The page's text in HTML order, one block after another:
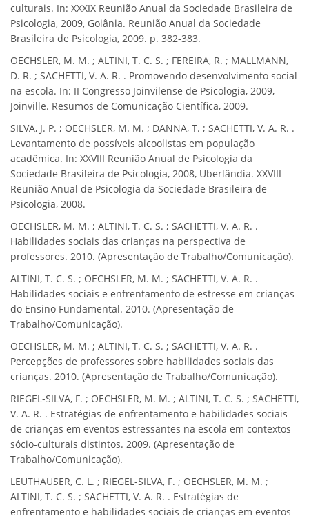
culturais. In: XXXIX Reunião Anual da Sociedade Brasileira de
Psicologia, 2009, Goiânia. Reunião Anual da Sociedade
Brasileira de Psicologia, 2009. p. 382-383.
OECHSLER, M. M. ; ALTINI, T. C. S. ; FEREIRA, R. ; MALLMANN,
D. R. ; SACHETTI, V. A. R. . Promovendo desenvolvimento social
na escola. In: II Congresso Joinvilense de Psicologia, 2009,
Joinville. Resumos de Comunicação Científica, 2009.
SILVA, J. P. ; OECHSLER, M. M. ; DANNA, T. ; SACHETTI, V. A. R. .
Levantamento de possíveis alcoolistas em população
acadêmica. In: XXVIII Reunião Anual de Psicologia da
Sociedade Brasileira de Psicologia, 2008, Uberlândia. XXVIII
Reunião Anual de Psicologia da Sociedade Brasileira de
Psicologia, 2008.
OECHSLER, M. M. ; ALTINI, T. C. S. ; SACHETTI, V. A. R. .
Habilidades sociais das crianças na perspectiva de
professores. 2010. (Apresentação de Trabalho/Comunicação).
ALTINI, T. C. S. ; OECHSLER, M. M. ; SACHETTI, V. A. R. .
Habilidades sociais e enfrentamento de estresse em crianças
do Ensino Fundamental. 2010. (Apresentação de
Trabalho/Comunicação).
OECHSLER, M. M. ; ALTINI, T. C. S. ; SACHETTI, V. A. R. .
Percepções de professores sobre habilidades sociais das
crianças. 2010. (Apresentação de Trabalho/Comunicação).
RIEGEL-SILVA, F. ; OECHSLER, M. M. ; ALTINI, T. C. S. ; SACHETTI,
V. A. R. . Estratégias de enfrentamento e habilidades sociais
de crianças em eventos estressantes na escola em contextos
sócio-culturais distintos. 2009. (Apresentação de
Trabalho/Comunicação).
LEUTHAUSER, C. L. ; RIEGEL-SILVA, F. ; OECHSLER, M. M. ;
ALTINI, T. C. S. ; SACHETTI, V. A. R. . Estratégias de
enfrentamento e habilidades sociais de crianças em eventos